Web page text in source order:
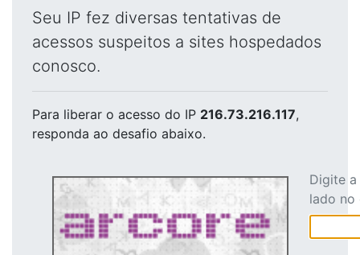
Seu IP fez diversas tentativas de
acessos suspeitos a sites hospedados
conosco.
Para liberar o acesso do IP 216.73.216.117,
responda ao desafio abaixo.
Digite
lado no